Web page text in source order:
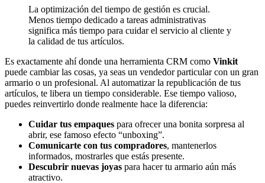
La optimización del tiempo de gestión es crucial.
Menos tiempo dedicado a tareas administrativas
significa más tiempo para cuidar el servicio al cliente y
la calidad de tus artículos.
Es exactamente ahí donde una herramienta CRM como Vinkit
puede cambiar las cosas, ya seas un vendedor particular con un gran
armario o un profesional. Al automatizar la republicación de tus
artículos, te libera un tiempo considerable. Ese tiempo valioso,
puedes reinvertirlo donde realmente hace la diferencia:
Cuidar tus empaques para ofrecer una bonita sorpresa al
abrir, ese famoso efecto “unboxing”.
Comunicarte con tus compradores, mantenerlos
informados, mostrarles que estás presente.
Descubrir nuevas joyas para hacer tu armario aún más
atractivo.